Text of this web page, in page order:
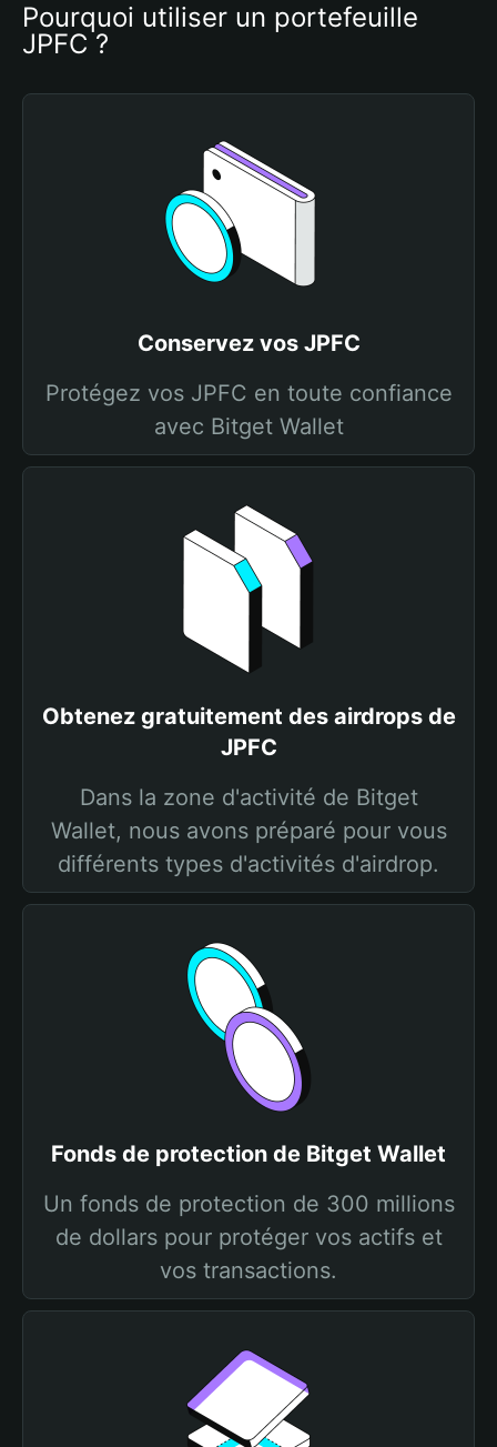
Pourquoi utiliser un portefeuille
JPFC ?
Conservez vos JPFC
Protégez vos JPFC en toute confiance
avec Bitget Wallet
Obtenez gratuitement des airdrops de
JPFC
Dans la zone d'activité de Bitget
Wallet, nous avons préparé pour vous
différents types d'activités d'airdrop.
Fonds de protection de Bitget Wallet
Un fonds de protection de 300 millions
de dollars pour protéger vos actifs et
vos transactions.